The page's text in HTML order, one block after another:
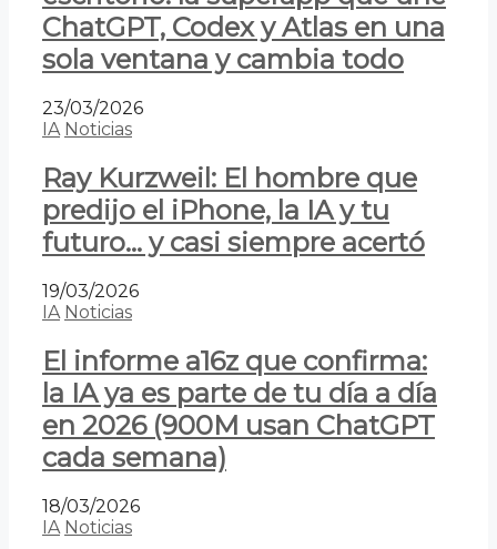
ChatGPT, Codex y Atlas en una
sola ventana y cambia todo
23/03/2026
IA Noticias
Ray Kurzweil: El hombre que
predijo el iPhone, la IA y tu
futuro… y casi siempre acertó
19/03/2026
IA Noticias
El informe a16z que confirma:
la IA ya es parte de tu día a día
en 2026 (900M usan ChatGPT
cada semana)
18/03/2026
IA Noticias